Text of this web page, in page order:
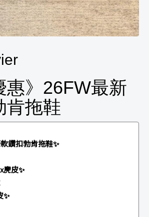
惠》26FW最新
肯拖鞋
鑽扣勃肯拖鞋✨
皮✨
✨